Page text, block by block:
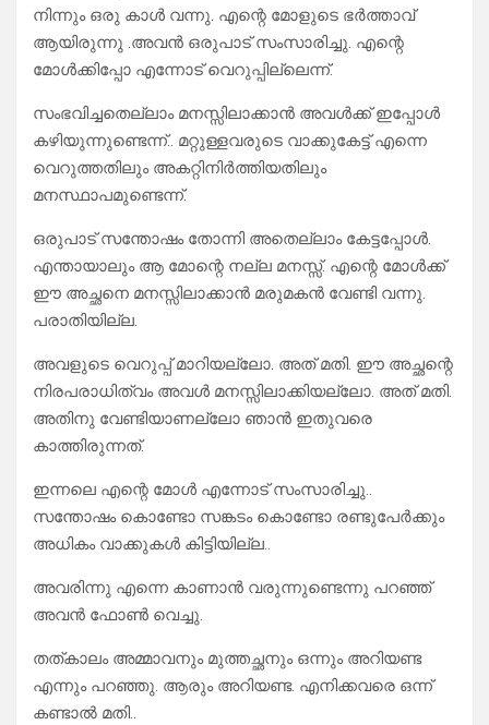
നിന്നും ഒരു കാൾ വന്നു. എന്റെ മോളുടെ ഭർത്താവ്
ആയിരുന്നു .അവൻ ഒരുപാട് സംസാരിച്ചു. എന്റെ
മോൾക്കിപ്പോ എന്നോട് വെറുപ്പില്ലെന്ന്‌.
സംഭവിച്ചതെല്ലാം മനസ്സിലാക്കാൻ അവൾക്ക് ഇപ്പോൾ
കഴിയുന്നുണ്ടെന്ന്.. മറ്റുള്ളവരുടെ വാക്കുകേട്ട് എന്നെ
വെറുത്തതിലും അകറ്റിനിർത്തിയതിലും
മനസ്ഥാപമുണ്ടെന്ന്.
ഒരുപാട് സന്തോഷം തോന്നി അതെല്ലാം കേട്ടപ്പോൾ.
എന്തായാലും ആ മോന്റെ നല്ല മനസ്സ്. എന്റെ മോൾക്ക്
ഈ അച്ഛനെ മനസ്സിലാക്കാൻ മരുമകൻ വേണ്ടി വന്നു.
പരാതിയില്ല.
അവളുടെ വെറുപ്പ് മാറിയല്ലോ. അത് മതി. ഈ അച്ഛന്റെ
നിരപരാധിത്വം അവൾ മനസ്സിലാക്കിയല്ലോ. അത് മതി.
അതിനു വേണ്ടിയാണല്ലോ ഞാൻ ഇതുവരെ
കാത്തിരുന്നത്.
ഇന്നലെ എന്റെ മോൾ എന്നോട് സംസാരിച്ചു..
സന്തോഷം കൊണ്ടോ സങ്കടം കൊണ്ടോ രണ്ടുപേർക്കും
അധികം വാക്കുകൾ കിട്ടിയില്ല..
അവരിന്നു എന്നെ കാണാൻ വരുന്നുണ്ടെന്നു പറഞ്ഞ്
അവൻ ഫോൺ വെച്ചു.
തത്കാലം അമ്മാവനും മുത്തച്ഛനും ഒന്നും അറിയണ്ട
എന്നും പറഞ്ഞു. ആരും അറിയണ്ട. എനിക്കവരെ ഒന്ന്
കണ്ടാൽ മതി..